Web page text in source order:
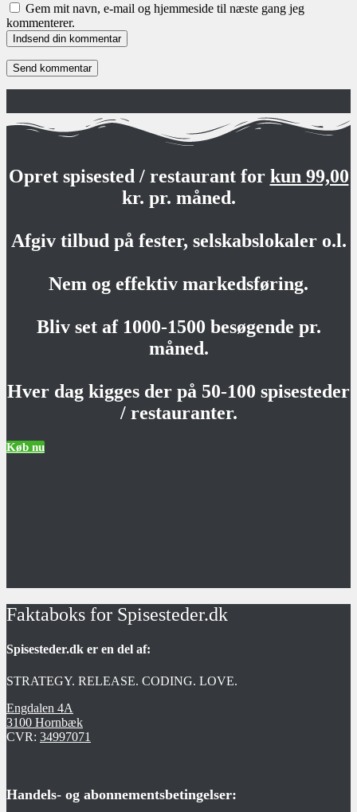
Gem mit navn, e-mail og hjemmeside til næste gang jeg
kommenterer.
Indsend din kommentar
Opret spisested / restaurant for kun 99,00
kr. pr. måned.
Afgiv tilbud på fester, selskabslokaler o.l.
Nem og effektiv markedsføring.
Bliv set af 1000-1500 besøgende pr.
måned.
Hver dag kigges der på 50-100 spisesteder
/ restauranter.
Køb nu
Faktaboks for Spisesteder.dk
Spisesteder.dk er en del af:
STRATEGY. RELEASE. CODING. LOVE.
Engdalen 4A
3100 Hornbæk
CVR: 34997071
Handels- og abonnementsbetingelser: